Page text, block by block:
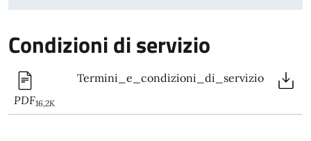
Condizioni di servizio
PDF16,2K
Termini_e_condizioni_di_servizio